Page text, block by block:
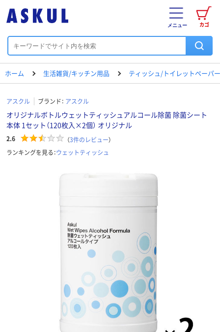
カゴ
メニュー
ホーム 生活雑貨/キッチン用品 ティッシュ/トイレットペーパ
アスクル ブランド： アスクル
オリジナルボトルウェットティッシュアルコール除菌 除菌シート
本体 1セット（120枚入×2個） オリジナル
2.6 （3件のレビュー）
ランキングを見る：ウェットティッシュ